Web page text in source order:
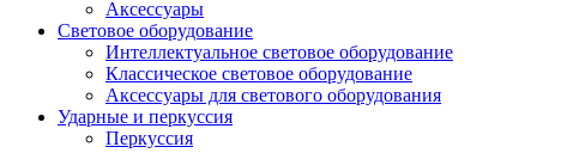
Аксессуары
Световое оборудование
Интеллектуальное световое оборудование
Классическое световое оборудование
Аксессуары для светового оборудования
Ударные и перкуссия
Перкуссия